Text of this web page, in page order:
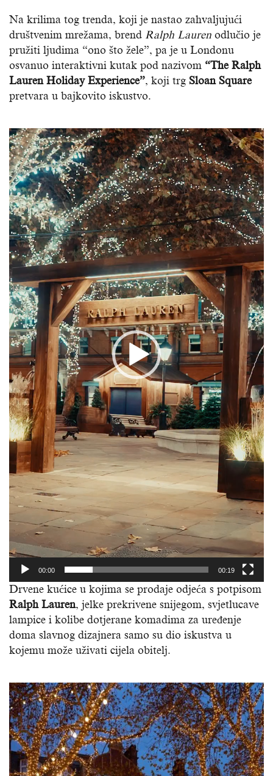
Na krilima tog trenda, koji je nastao zahvaljujući
društvenim mrežama, brend Ralph Lauren odlučio je
pružiti ljudima “ono što žele”, pa je u Londonu
osvanuo interaktivni kutak pod nazivom “The Ralph
Lauren Holiday Experience”, koji trg Sloan Square
pretvara u bajkovito iskustvo.
Reproduktor
videozapisa
00:00 00:19
Drvene kućice u kojima se prodaje odjeća s potpisom
Ralph Lauren, jelke prekrivene snijegom, svjetlucave
lampice i kolibe dotjerane komadima za uređenje
doma slavnog dizajnera samo su dio iskustva u
kojemu može uživati cijela obitelj.